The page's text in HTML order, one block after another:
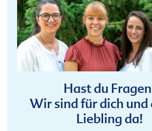
Hast du
Wir sind für dich und
Liebling da!